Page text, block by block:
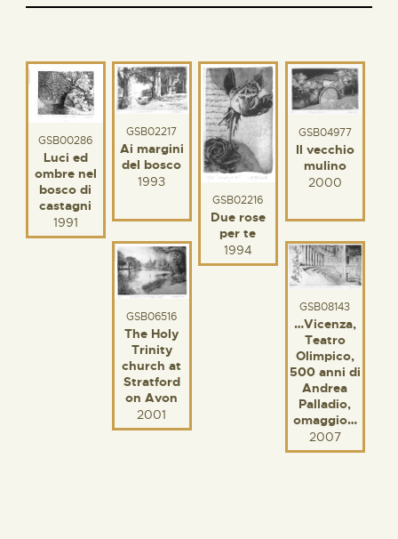
GSB00286
Luci ed
ombre nel
bosco di
castagni
1991
GSB02217
Ai margini
del bosco
1993
GSB02216
Due rose
per te
1994
GSB04977
Il vecchio
mulino
2000
GSB06516
The Holy
Trinity
church at
Stratford
on Avon
2001
GSB08143
…Vicenza,
Teatro
Olimpico,
500 anni di
Andrea
Palladio,
omaggio…
2007